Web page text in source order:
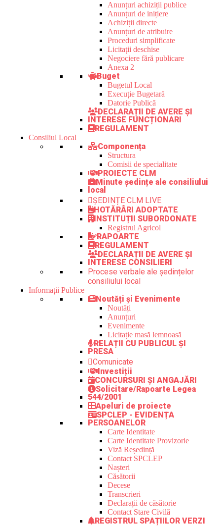
Anunțuri achiziții publice
Anunțuri de inițiere
Achiziții directe
Anunțuri de atribuire
Proceduri simplificate
Licitații deschise
Negociere fără publicare
Anexa 2
Buget
Bugetul Local
Execuție Bugetară
Datorie Publică
DECLARAȚII DE AVERE ȘI
INTERESE FUNCȚIONARI
REGULAMENT
Consiliul Local
Componența
Structura
Comisii de specialitate
PROIECTE CLM
Minute ședințe ale consiliului
local
ȘEDINȚE CLM LIVE
HOTĂRÂRI ADOPTATE
INSTITUȚII SUBORDONATE
Registrul Agricol
RAPOARTE
REGULAMENT
DECLARAȚII DE AVERE ȘI
INTERESE CONSILIERI
Procese verbale ale ședințelor
consiliului local
Informații Publice
Noutăți și Evenimente
Noutăți
Anunțuri
Evenimente
Licitație masă lemnoasă
RELAȚII CU PUBLICUL ȘI
PRESA
Comunicate
Investiții
CONCURSURI ȘI ANGAJĂRI
Solicitare/Rapoarte Legea
544/2001
Apeluri de proiecte
SPCLEP - EVIDENȚA
PERSOANELOR
Carte Identitate
Carte Identitate Provizorie
Viză Reședință
Contact SPCLEP
Nașteri
Căsătorii
Decese
Transcrieri
Declarații de căsătorie
Contact Stare Civilă
REGISTRUL SPAȚIILOR VERZI